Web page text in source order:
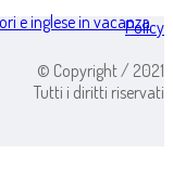
e inglese in vacanza
Policy
© Copyright / 2021
Tutti i diritti riservati